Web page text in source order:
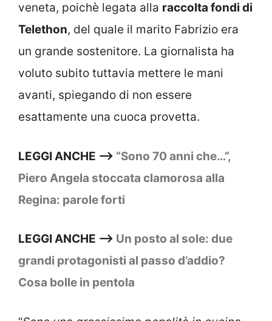
veneta, poichè legata alla raccolta fondi di
Telethon, del quale il marito Fabrizio era
un grande sostenitore. La giornalista ha
voluto subito tuttavia mettere le mani
avanti, spiegando di non essere
esattamente una cuoca provetta.
LEGGI ANCHE –> “Sono 70 anni che…”,
Piero Angela stoccata clamorosa alla
Regina: parole forti
LEGGI ANCHE –> Un posto al sole: due
grandi protagonisti al passo d’addio?
Cosa bolle in pentola